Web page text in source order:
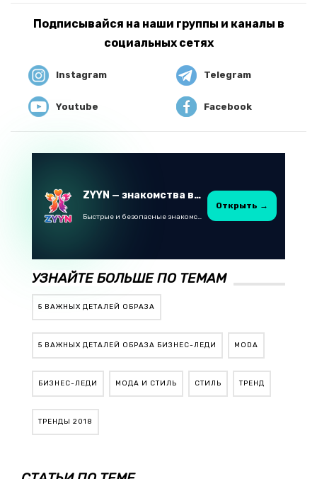
Подписывайся на наши группы и каналы в
социальных сетях
Instagram Telegram
Youtube Facebook
ZYYN — знакомства в Казахстане
Быстрые и безопасные знакомства в Telegram
Открыть →
УЗНАЙТЕ БОЛЬШЕ ПО ТЕМАМ
5 ВАЖНЫХ ДЕТАЛЕЙ ОБРАЗА
5 ВАЖНЫХ ДЕТАЛЕЙ ОБРАЗА БИЗНЕС-ЛЕДИ MODA
БИЗНЕС-ЛЕДИ МОДА И СТИЛЬ СТИЛЬ ТРЕНД
ТРЕНДЫ 2018